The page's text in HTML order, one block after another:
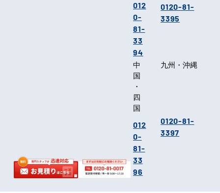
012
0-
81-
33
94
0120-81-
3395
中
国
・
四
国
012
0-
81-
33
96
九州・沖縄
0120-81-
3397